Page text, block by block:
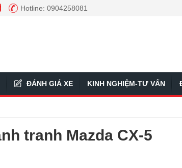
Hotline: 0904258081
ĐÁNH GIÁ XE KINH NGHIỆM-TƯ VẤN
tranh Mazda CX-5